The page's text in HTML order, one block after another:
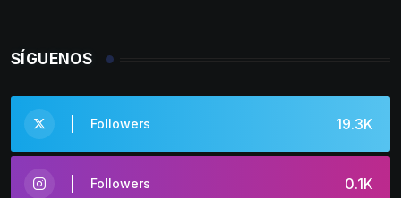
SÍGUENOS
19.3K
Followers
0.1K
Followers